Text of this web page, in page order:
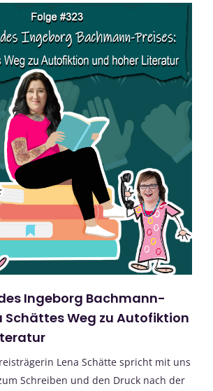
Ingeborg Bachmann-
Schättes Weg zu Autofiktion
Lena Schätte spricht mit uns
Schreiben und den Druck nach der